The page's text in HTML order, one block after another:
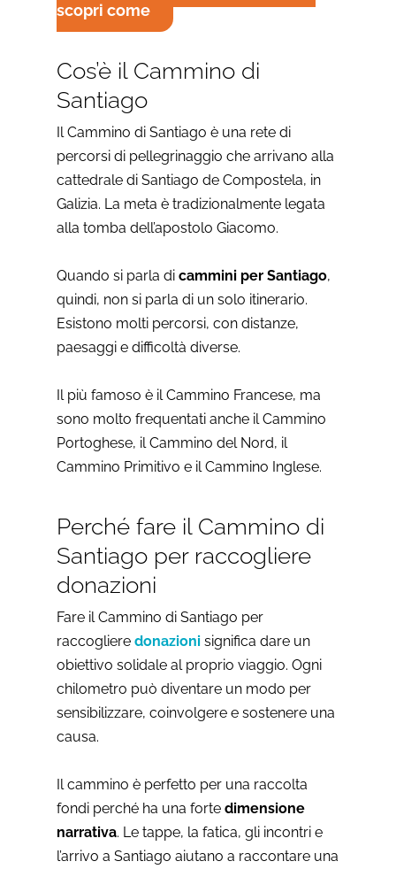
scopri come
Cos’è il Cammino di
Santiago
Il Cammino di Santiago è una rete di
percorsi di pellegrinaggio che arrivano alla
cattedrale di Santiago de Compostela, in
Galizia. La meta è tradizionalmente legata
alla tomba dell’apostolo Giacomo.
Quando si parla di cammini per Santiago,
quindi, non si parla di un solo itinerario.
Esistono molti percorsi, con distanze,
paesaggi e difficoltà diverse.
Il più famoso è il Cammino Francese, ma
sono molto frequentati anche il Cammino
Portoghese, il Cammino del Nord, il
Cammino Primitivo e il Cammino Inglese.
Perché fare il Cammino di
Santiago per raccogliere
donazioni
Fare il Cammino di Santiago per
raccogliere donazioni significa dare un
obiettivo solidale al proprio viaggio. Ogni
chilometro può diventare un modo per
sensibilizzare, coinvolgere e sostenere una
causa.
Il cammino è perfetto per una raccolta
fondi perché ha una forte dimensione
narrativa. Le tappe, la fatica, gli incontri e
l’arrivo a Santiago aiutano a raccontare una